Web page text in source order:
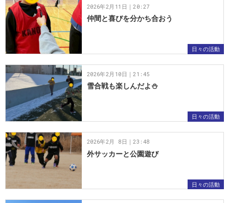
日々の活動
仲間と喜びを分かち合おう
2026年2月11日｜20:27
日々の活動
雪合戦も楽しんだよ⛄️
2026年2月10日｜21:45
日々の活動
外サッカーと公園遊び
2026年2月 8日｜23:48